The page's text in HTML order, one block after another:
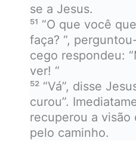
se a Jesus.
⁵¹ “O que você
faça? “,
cego respondeu:
ver! “
⁵² “Vá”, disse
curou”.
recuperou a visão
pelo caminho.